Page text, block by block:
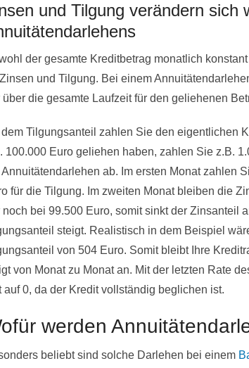
und Tilgung verändern sich
der gesamte Kreditbetrag monatlich
und Tilgung. Bei einem
über die gesamte Laufzeit für den geliehenen
dem Tilgungsanteil zahlen Sie den eigentlichen
100.000 Euro geliehen haben, zahlen Sie z.B.
ab. Im ersten Monat zahlen
für die Tilgung. Im zweiten Monat bleiben die
noch bei 99.500 Euro, somit sinkt der Zinsanteil
steigt. Realistisch in dem Beispiel
von 504 Euro. Somit bleibt Ihre
von Monat zu Monat an. Mit der letzten Rate
auf 0, da der Kredit vollständig beglichen ist.
werden
beliebt sind solche Darlehen bei einem